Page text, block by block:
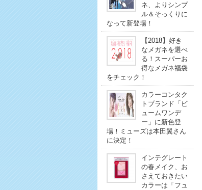
ネ、よりシンプ
ル＆そっくりに
なって新登場！
【2018】好き
なメガネを選べ
る！スーパーお
得なメガネ福袋
をチェック！
カラーコンタク
トブランド「ビ
ュームワンデ
ー」に新色登
場！ミューズは本田翼さん
に決定！
インテグレート
の春メイク、お
さえておきたい
カラーは「フュ